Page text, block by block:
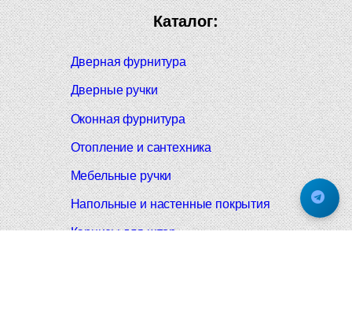
Каталог:
Дверная фурнитура
Дверные ручки
Оконная фурнитура
Отопление и сантехника
Мебельные ручки
Напольные и настенные покрытия
Карнизы для штор